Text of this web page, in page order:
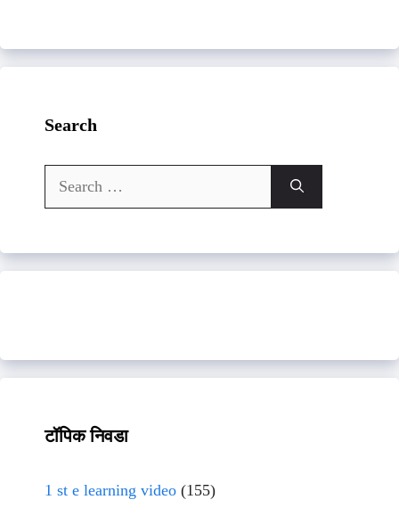
Search
Search
for:
टॉपिक निवडा
1 st e learning video (155)